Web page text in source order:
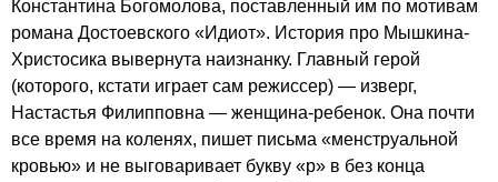
Константина Богомолова, поставленный им по мотивам
романа Достоевского «Идиот». История про Мышкина-
Христосика вывернута наизнанку. Главный герой
(которого, кстати играет сам режиссер) — изверг,
Настастья Филипповна — женщина-ребенок. Она почти
все время на коленях, пишет письма «менструальной
кровью» и не выговаривает букву «р» в без конца